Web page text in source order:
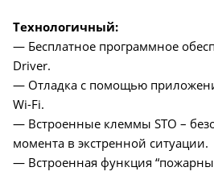
Технологичный:
— Бесплатное программное
Driver.
— Отладка с помощью
Wi-Fi.
— Встроенные клеммы STO –
момента в экстренной ситуации.
— Встроенная функция